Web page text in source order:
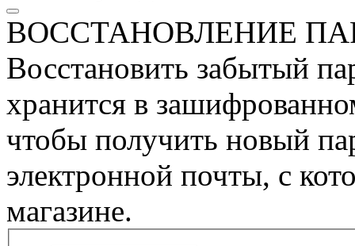
ВОССТАНОВЛЕНИЕ
Восстановить забытый
хранится в
чтобы получить новый
электронной почты, с
магазине.